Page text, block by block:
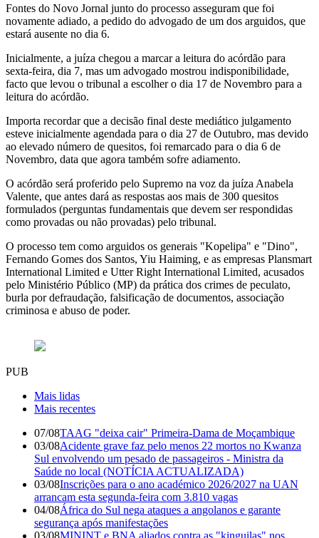
Fontes do Novo Jornal junto do processo asseguram que foi
novamente adiado, a pedido do advogado de um dos arguidos, que
estará ausente no dia 6.
Inicialmente, a juíza chegou a marcar a leitura do acórdão para
sexta-feira, dia 7, mas um advogado mostrou indisponibilidade,
facto que levou o tribunal a escolher o dia 17 de Novembro para a
leitura do acórdão.
Importa recordar que a decisão final deste mediático julgamento
esteve inicialmente agendada para o dia 27 de Outubro, mas devido
ao elevado número de quesitos, foi remarcado para o dia 6 de
Novembro, data que agora também sofre adiamento.
O acórdão será proferido pelo Supremo na voz da juíza Anabela
Valente, que antes dará as respostas aos mais de 300 quesitos
formulados (perguntas fundamentais que devem ser respondidas
como provadas ou não provadas) pelo tribunal.
O processo tem como arguidos os generais "Kopelipa" e "Dino",
Fernando Gomes dos Santos, Yiu Haiming, e as empresas Plansmart
International Limited e Utter Right International Limited, acusados
pelo Ministério Público (MP) da prática dos crimes de peculato,
burla por defraudação, falsificação de documentos, associação
criminosa e abuso de poder.
PUB
Mais lidas
Mais recentes
07/08TAAG "deixa cair" Primeira-Dama de Moçambique
03/08Acidente grave faz pelo menos 22 mortos no Kwanza
Sul envolvendo um pesado de passageiros - Ministra da
Saúde no local (NOTÍCIA ACTUALIZADA)
03/08Inscrições para o ano académico 2026/2027 na UAN
arrancam esta segunda-feira com 3.810 vagas
04/08África do Sul nega ataques a angolanos e garante
segurança após manifestações
03/08MININT e BNA aliados contra as "kinguilas" nos